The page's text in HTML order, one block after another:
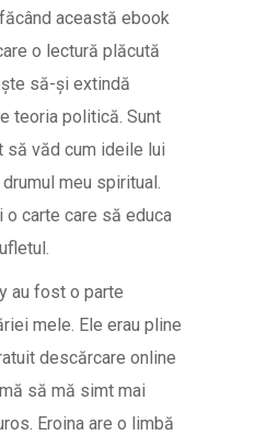
această ebook
o lectură plăcută
să-și extindă
teoria politică. Sunt
să văd cum ideile lui
meu spiritual.
carte care să educa
au fost o parte
mele. Ele erau pline
descărcare online
să mă simt mai
Eroina are o limbă